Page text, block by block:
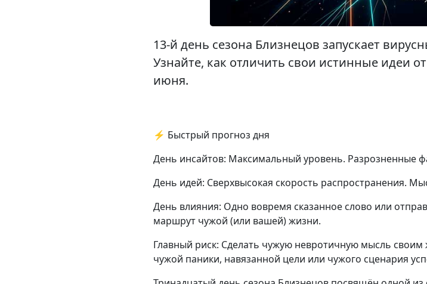
13-й день сезона Близнецов запускает
Узнайте, как отличить свои истинные идеи
июня.
⚡ Быстрый прогноз дня
День инсайтов: Максимальный уровень. Разрозненные
День идей: Сверхвысокая скорость распространения.
День влияния: Одно вовремя сказанное слово или
маршрут чужой (или вашей) жизни.
Главный риск: Сделать чужую невротичную мысль
чужой паники, навязанной цели или чужого сценария